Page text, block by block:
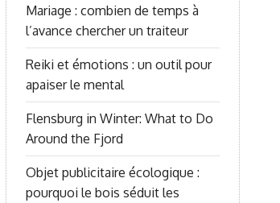
Mariage : combien de temps à
l’avance chercher un traiteur
Reiki et émotions : un outil pour
apaiser le mental
Flensburg in Winter: What to Do
Around the Fjord
Objet publicitaire écologique :
pourquoi le bois séduit les